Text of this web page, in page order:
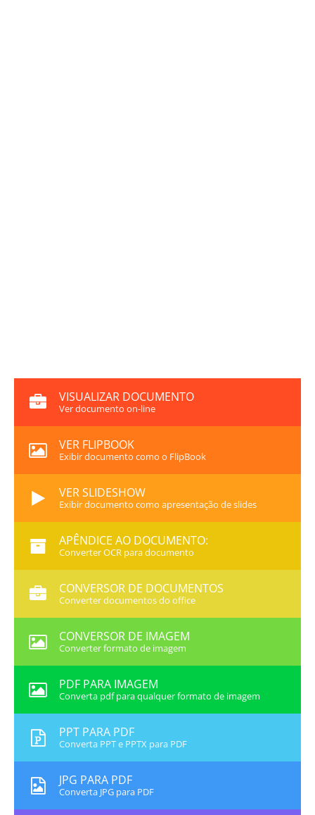
VISUALIZAR DOCUMENTO
Ver documento on-line
VER FLIPBOOK
Exibir documento como o FlipBook
VER SLIDESHOW
Exibir documento como apresentação de slides
APÊNDICE AO DOCUMENTO:
Converter OCR para documento
CONVERSOR DE DOCUMENTOS
Converter documentos do office
CONVERSOR DE IMAGEM
Converter formato de imagem
PDF PARA IMAGEM
Converta pdf para qualquer formato de imagem
PPT PARA PDF
Converta PPT e PPTX para PDF
JPG PARA PDF
Converta JPG para PDF